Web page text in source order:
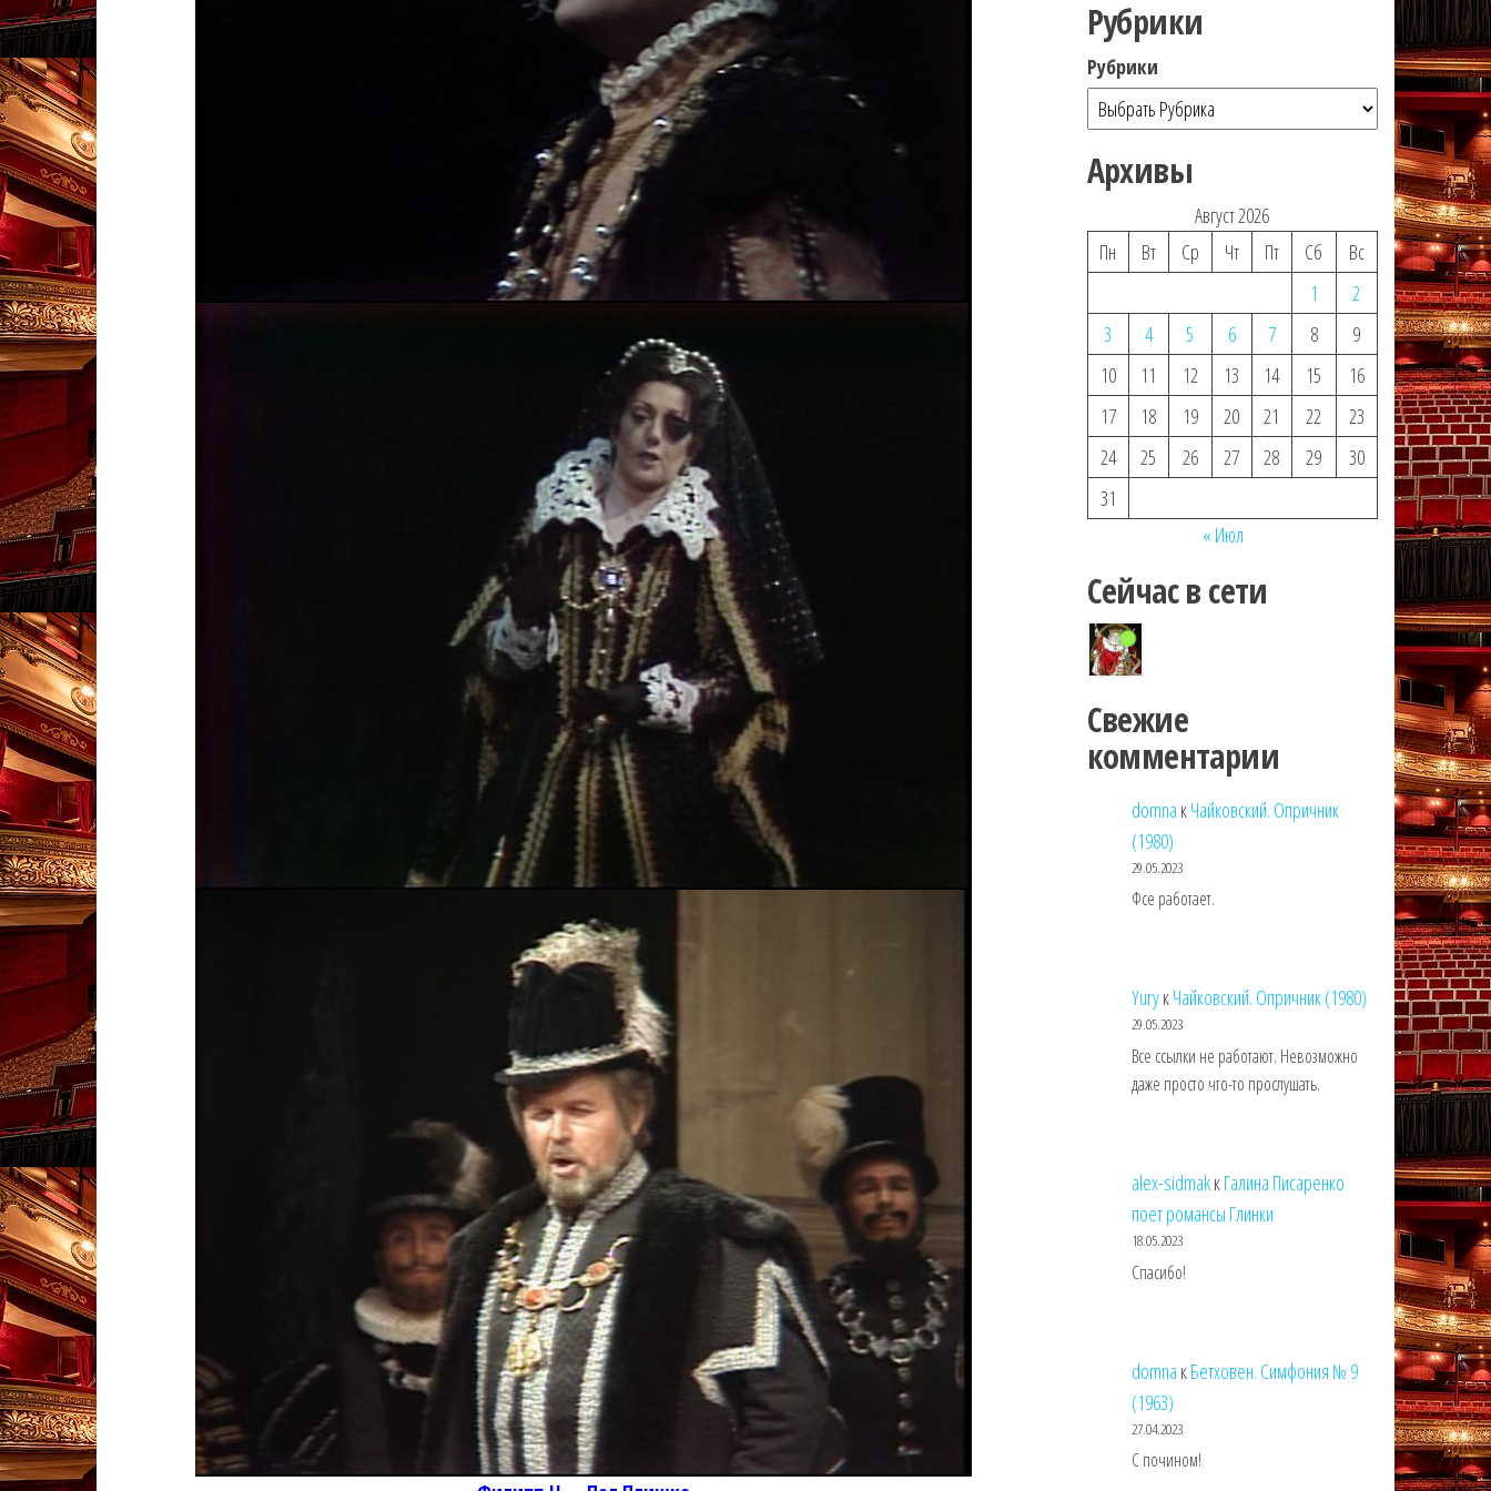
Рубрики
Рубрики
Архивы
Август 2026
Пн
Вт Ср Чт Пт Сб
Вс
1
2
3
4 5 6 7 8
9
10
11 12 13 14 15
16
17
18 19 20 21 22
23
24
25 26 27 28 29
30
31
« Июл
Сейчас в сети
Свежие
комментарии
domna кЧайковский. Опричник
(1980)
29.05.2023
Фсе работает.
YuryкЧайковский. Опричник (1980)
29.05.2023
Все ссылки не работают. Невозможно
даже просто что-то прослушать.
alex-sidmakкГалина Писаренко
поет романсы Глинки
18.05.2023
Спасибо!
domna кБетховен. Симфония № 9
(1963)
27.04.2023
С почином!